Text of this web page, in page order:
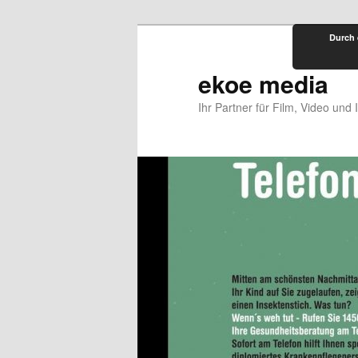
ekoe media
Ihr Partner für Film, Video und
Durch